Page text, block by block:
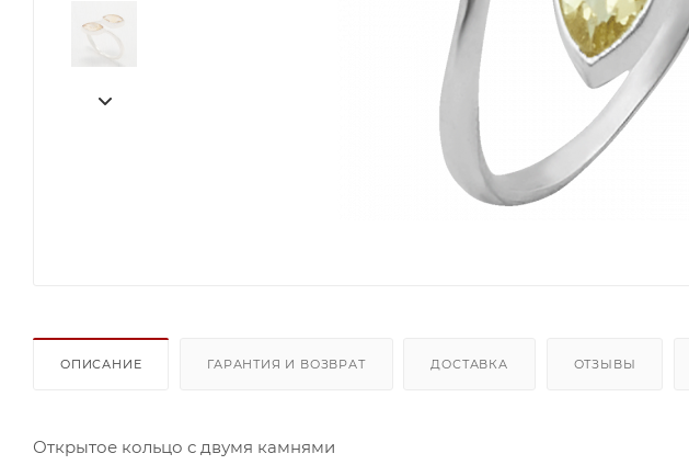
ОПИСАНИЕ ГАРАНТИЯ И ВОЗВРАТ ДОСТАВКА ОТЗЫВЫ
Открытое кольцо с двумя камнями